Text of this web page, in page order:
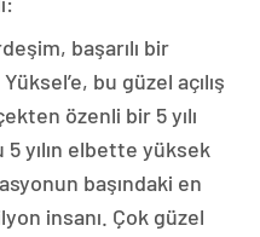
başarılı bir
bu güzel açılış
özenli bir 5 yılı
yılın elbette yüksek
başındaki en
insanı. Çok güzel